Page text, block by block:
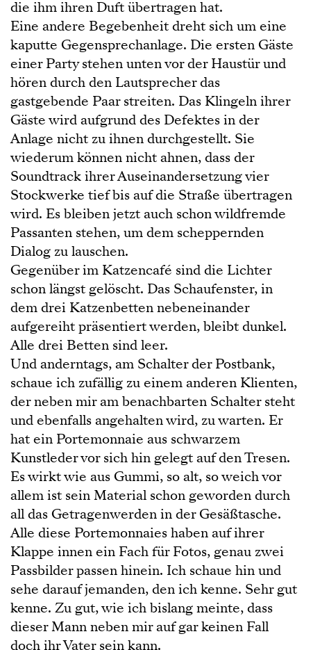
die ihm ihren Duft übertragen hat.
Eine andere Begebenheit dreht sich um eine
kaputte Gegensprechanlage. Die ersten Gäste
einer Party stehen unten vor der Haustür und
hören durch den Lautsprecher das
gastgebende Paar streiten. Das Klingeln ihrer
Gäste wird aufgrund des Defektes in der
Anlage nicht zu ihnen durchgestellt. Sie
wiederum können nicht ahnen, dass der
Soundtrack ihrer Auseinandersetzung vier
Stockwerke tief bis auf die Straße übertragen
wird. Es bleiben jetzt auch schon wildfremde
Passanten stehen, um dem scheppernden
Dialog zu lauschen.
Gegenüber im Katzencafé sind die Lichter
schon längst gelöscht. Das Schaufenster, in
dem drei Katzenbetten nebeneinander
aufgereiht präsentiert werden, bleibt dunkel.
Alle drei Betten sind leer.
Und anderntags, am Schalter der Postbank,
schaue ich zufällig zu einem anderen Klienten,
der neben mir am benachbarten Schalter steht
und ebenfalls angehalten wird, zu warten. Er
hat ein Portemonnaie aus schwarzem
Kunstleder vor sich hin gelegt auf den Tresen.
Es wirkt wie aus Gummi, so alt, so weich vor
allem ist sein Material schon geworden durch
all das Getragenwerden in der Gesäßtasche.
Alle diese Portemonnaies haben auf ihrer
Klappe innen ein Fach für Fotos, genau zwei
Passbilder passen hinein. Ich schaue hin und
sehe darauf jemanden, den ich kenne. Sehr gut
kenne. Zu gut, wie ich bislang meinte, dass
dieser Mann neben mir auf gar keinen Fall
doch ihr Vater sein kann.